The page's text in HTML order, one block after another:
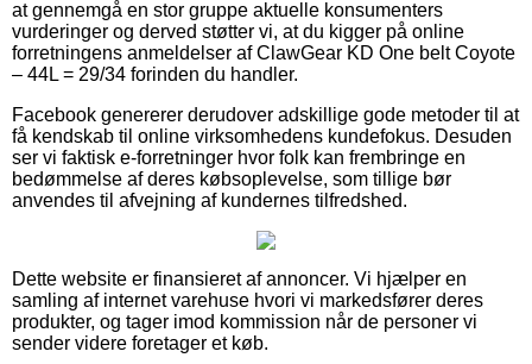
at gennemgå en stor gruppe aktuelle konsumenters
vurderinger og derved støtter vi, at du kigger på online
forretningens anmeldelser af ClawGear KD One belt Coyote
– 44L = 29/34 forinden du handler.
Facebook genererer derudover adskillige gode metoder til at
få kendskab til online virksomhedens kundefokus. Desuden
ser vi faktisk e-forretninger hvor folk kan frembringe en
bedømmelse af deres købsoplevelse, som tillige bør
anvendes til afvejning af kundernes tilfredshed.
Dette website er finansieret af annoncer. Vi hjælper en
samling af internet varehuse hvori vi markedsfører deres
produkter, og tager imod kommission når de personer vi
sender videre foretager et køb.